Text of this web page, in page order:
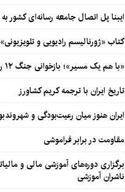
ایبنا پل اتصال جامعه رسانه‌ای کشور
کتاب «ژورنالیسم رادیویی و تلویزیونی»
«با هم یک مسیر»؛ بازخوانی جنگ ۱۲ روزه در قاب یک رمان کوتاه
تاریخ ایران با ترجمه کریم کشاورز
ایران هنوز میان رعیت‌بودگی و
مقاومت در برابر فراموشی
برگزاری دوره‌های آموزشی مالی و
ناشران آموزشی